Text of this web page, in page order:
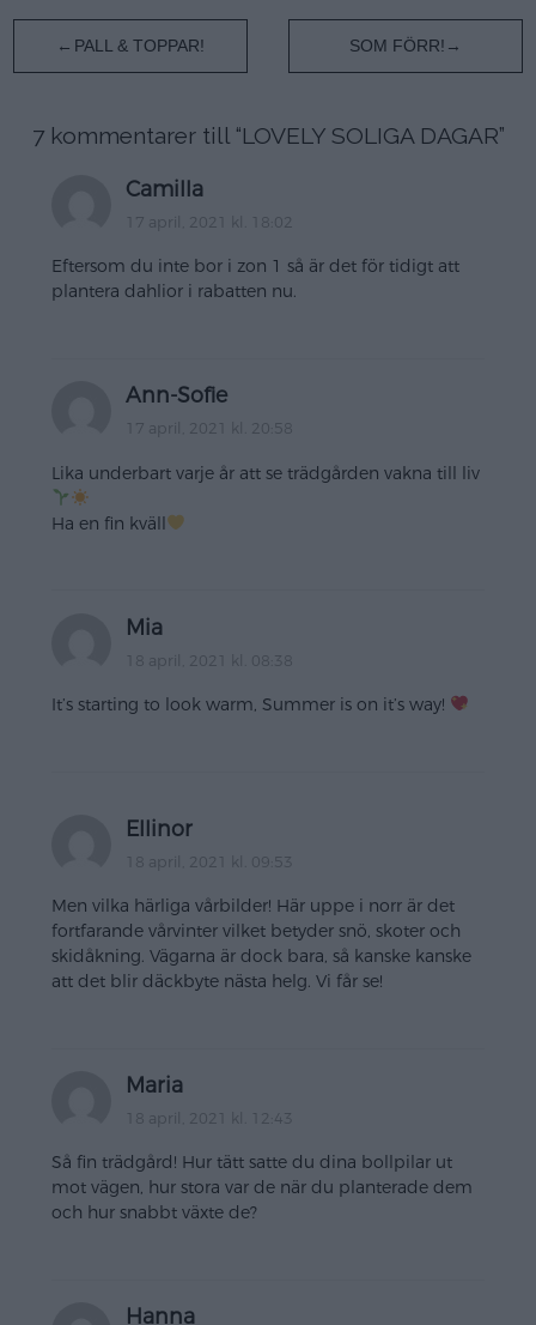
Inläggsnavigering
PALL & TOPPAR! SOM FÖRR!
7 kommentarer till “LOVELY SOLIGA DAGAR”
Camilla
17 april, 2021 kl. 18:02
Eftersom du inte bor i zon 1 så är det för tidigt att
plantera dahlior i rabatten nu.
Ann-Sofie
17 april, 2021 kl. 20:58
Lika underbart varje år att se trädgården vakna till liv
Ha en fin kväll
Mia
18 april, 2021 kl. 08:38
It’s starting to look warm, Summer is on it’s way!
Ellinor
18 april, 2021 kl. 09:53
Men vilka härliga vårbilder! Här uppe i norr är det
fortfarande vårvinter vilket betyder snö, skoter och
skidåkning. Vägarna är dock bara, så kanske kanske
att det blir däckbyte nästa helg. Vi får se!
Maria
18 april, 2021 kl. 12:43
Så fin trädgård! Hur tätt satte du dina bollpilar ut
mot vägen, hur stora var de när du planterade dem
och hur snabbt växte de?
Hanna